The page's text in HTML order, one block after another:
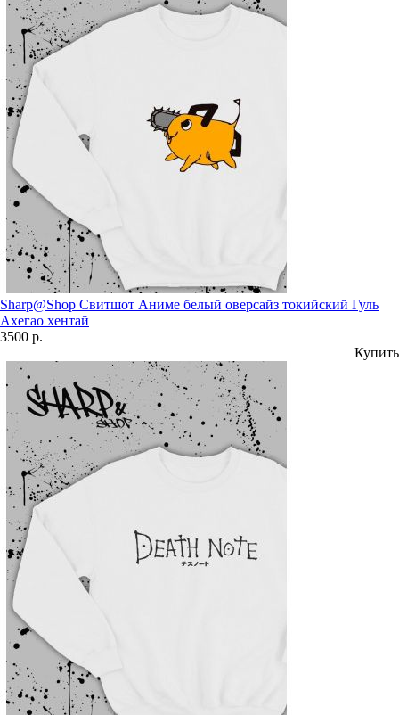
Sharp@Shop Свитшот Аниме белый оверсайз токийский Гуль
Ахегао хентай
3500 р.
Купить